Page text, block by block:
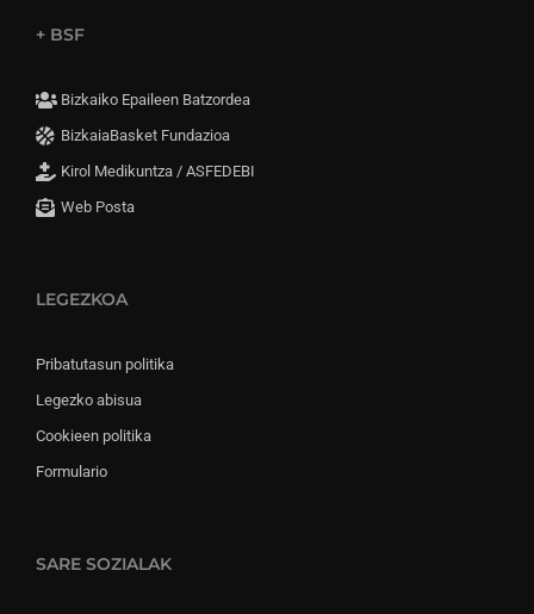
+ BSF
Bizkaiko Epaileen Batzordea
BizkaiaBasket Fundazioa
Kirol Medikuntza / ASFEDEBI
Web Posta
LEGEZKOA
Pribatutasun politika
Legezko abisua
Cookieen politika
Formulario
SARE SOZIALAK